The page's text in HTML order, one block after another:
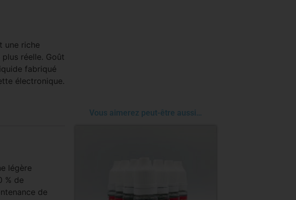
une riche
réelle. Goût
fabriqué
électronique.
légère
% de
de
Vous aimerez peut-être aussi…